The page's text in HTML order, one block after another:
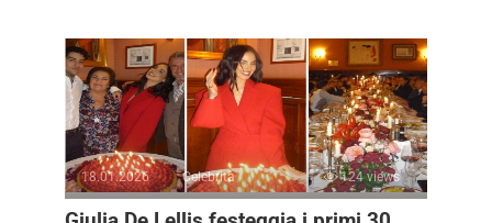
18.01.2026 Celebrità 124 views